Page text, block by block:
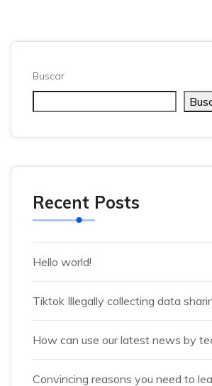
Buscar
Recent Posts
Hello world!
Tiktok Illegally collecting data
How can use our latest news by
Convincing reasons you need to